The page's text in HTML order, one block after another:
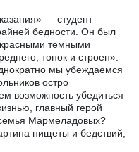
— студент
бедности. Он был
темными
тонок и строен».
мы убеждаемся
остро
возможность убедиться
главный герой
Мармеладовых?
нищеты и бедствий,